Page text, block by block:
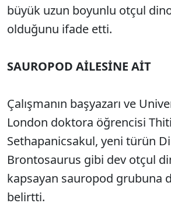
büyük uzun boyunlu otçul
olduğunu ifade etti.
SAUROPOD AİLESİNE AİT
Çalışmanın başyazarı ve
London doktora öğrencisi
Sethapanicsakul, yeni türün
Brontosaurus gibi dev otçul
kapsayan sauropod grubuna
belirtti.